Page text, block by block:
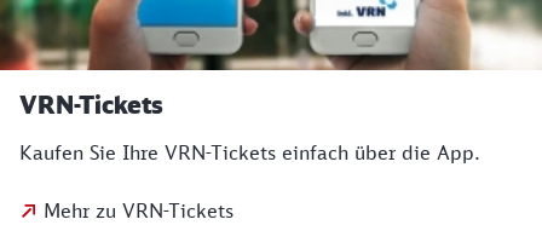
VRN-Tickets
Kaufen Sie Ihre VRN-Tickets einfach über die App.
Mehr zu VRN-Tickets